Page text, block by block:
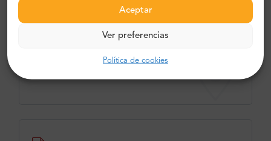
Aceptar
Ver preferencias
Política de cookies
Punto de recogida
Paseo de la Castellana 140, Madrid. El guía llevará